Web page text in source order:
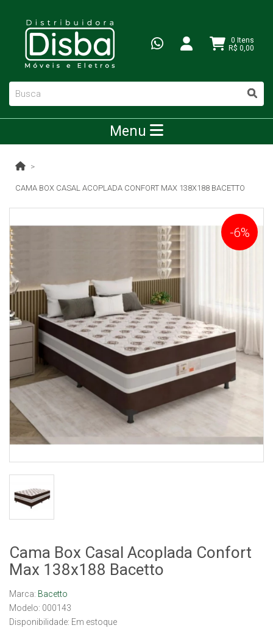
0 Itens
R$ 0,00
Menu
CAMA BOX CASAL ACOPLADA CONFORT MAX 138X188 BACETTO
-6%
Cama Box Casal Acoplada Confort
Max 138x188 Bacetto
Marca: Bacetto
Modelo: 000143
Disponibilidade: Em estoque